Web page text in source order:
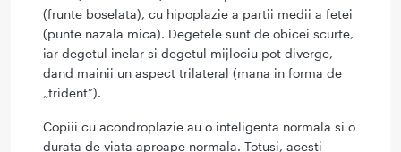
(frunte boselata), cu hipoplazie a partii medii a fetei
(punte nazala mica). Degetele sunt de obicei scurte,
iar degetul inelar si degetul mijlociu pot diverge,
dand mainii un aspect trilateral (mana in forma de
„trident”).
Copiii cu acondroplazie au o inteligenta normala si o
durata de viata aproape normala. Totusi, acesti